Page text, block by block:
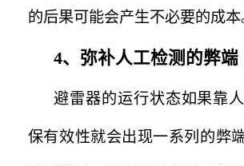
的后果可能会产生不必要的成本
4、 弥补人工检测的弊端
避雷器的运行状态如果靠
保有效性就会出现一系列的弊